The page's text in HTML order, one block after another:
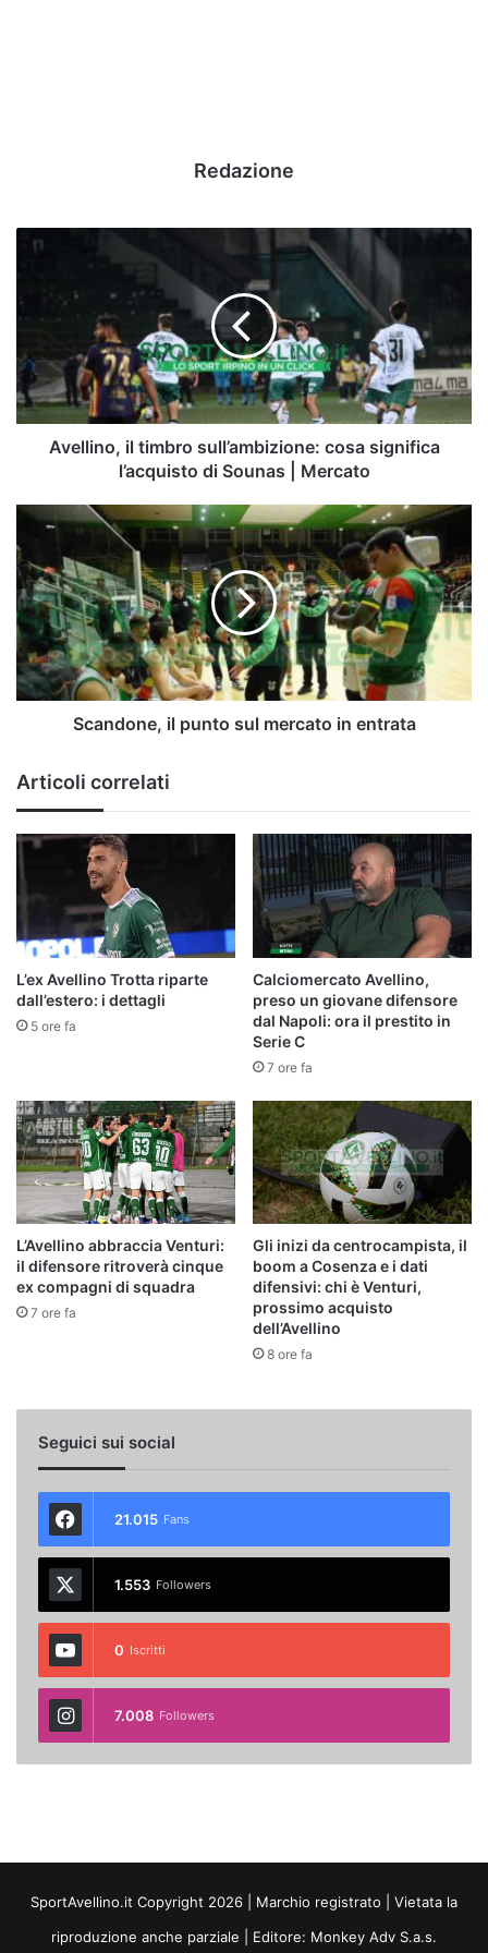
Redazione
Avellino,
sull’ambizione:
significa
l’acquisto
di
Sounas
Avellino, il timbro sull’ambizione: cosa significa
l’acquisto di Sounas | Mercato
Scandone,
punto
sul
mercato
in
entrata
Scandone, il punto sul mercato in entrata
Articoli correlati
L’ex Avellino Trotta riparte
dall’estero: i dettagli
5 ore fa
Calciomercato Avellino,
preso un giovane difensore
dal Napoli: ora il prestito in
Serie C
7 ore fa
L’Avellino abbraccia Venturi:
il difensore ritroverà cinque
ex compagni di squadra
7 ore fa
Gli inizi da centrocampista, il
boom a Cosenza e i dati
difensivi: chi è Venturi,
prossimo acquisto
dell’Avellino
8 ore fa
Seguici sui social
21.015 Fans
1.553 Followers
0 Iscritti
7.008 Followers
SportAvellino.it Copyright 2026 | Marchio registrato | Vietata la
riproduzione anche parziale | Editore: Monkey Adv S.a.s.